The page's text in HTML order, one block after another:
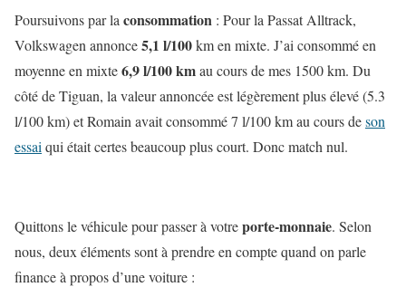
Poursuivons par la consommation : Pour la Passat Alltrack,
Volkswagen annonce5,1 l/100km en mixte. J’ai consommé en
moyenne en mixte6,9 l/100 kmau cours de mes 1500 km. Du
côté de Tiguan, la valeur annoncée est légèrement plus élevé (5.3
l/100 km) et Romain avait consommé 7 l/100 km au cours deson
essai qui était certes beaucoup plus court. Donc match nul.
Quittons le véhicule pour passer à votreporte-monnaie. Selon
nous, deux éléments sont à prendre en compte quand on parle
finance à propos d’une voiture :